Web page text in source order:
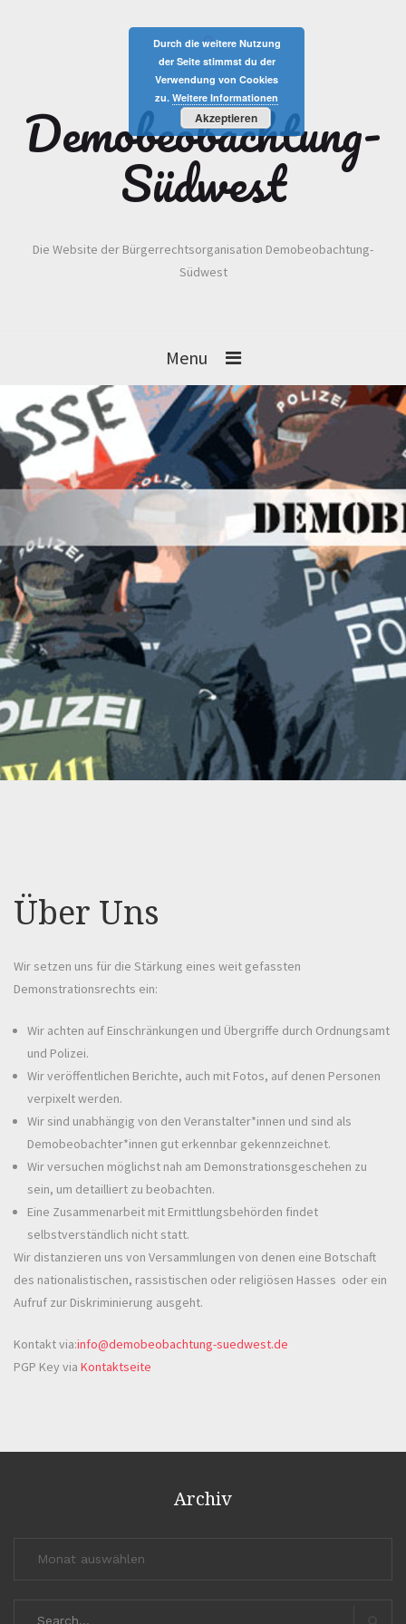
Demobeobachtung-
Südwest
Die Website der Bürgerrechtsorganisation Demobeobachtung-
Südwest
Menu
Über Uns
Wir setzen uns für die Stärkung eines weit gefassten
Demonstrationsrechts ein:
Wir achten auf Einschränkungen und Übergriffe durch Ordnungsamt
und Polizei.
Wir veröffentlichen Berichte, auch mit Fotos, auf denen Personen
verpixelt werden.
Wir sind unabhängig von den Veranstalter*innen und sind als
Demobeobachter*innen gut erkennbar gekennzeichnet.
Wir versuchen möglichst nah am Demonstrationsgeschehen zu
sein, um detailliert zu beobachten.
Eine Zusammenarbeit mit Ermittlungsbehörden findet
selbstverständlich nicht statt.
Wir distanzieren uns von Versammlungen von denen eine Botschaft
des nationalistischen, rassistischen oder religiösen Hasses oder ein
Aufruf zur Diskriminierung ausgeht.
Kontakt via:info@demobeobachtung-suedwest.de
PGP Key via Kontaktseite
Archiv
Durch die weitere Nutzung
der Seite stimmst du der
Verwendung von Cookies
zu. Weitere Informationen
Akzeptieren